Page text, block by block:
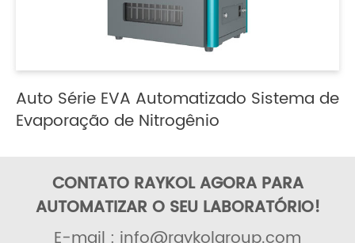
Auto Série EVA Automatizado Sistema de
Evaporação de Nitrogênio
CONTATO RAYKOL AGORA PARA
AUTOMATIZAR O SEU LABORATÓRIO!